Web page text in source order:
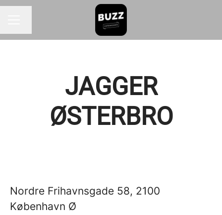
JAGGER
ØSTERBRO
Nordre Frihavnsgade 58, 2100
København Ø